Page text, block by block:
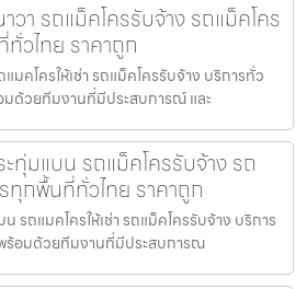
าวา รถแม็คโครรับจ้าง รถแม็คโคร
วไทย ราคาถูก
แมคโครให้เช่า รถแม็คโครรับจ้าง บริการทั่ว
มด้วยทีมงานที่มีประสบการณ์ และ
ทุ่มแบน รถแม็คโครรับจ้าง รถ
ทุกพื้นที่ทั่วไทย ราคาถูก
รถแมคโครให้เช่า รถแม็คโครรับจ้าง บริการ
พร้อมด้วยทีมงานที่มีประสบการณ